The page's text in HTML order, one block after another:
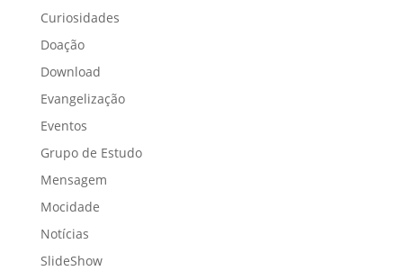
Curiosidades
Doação
Download
Evangelização
Eventos
Grupo de Estudo
Mensagem
Mocidade
Notícias
SlideShow